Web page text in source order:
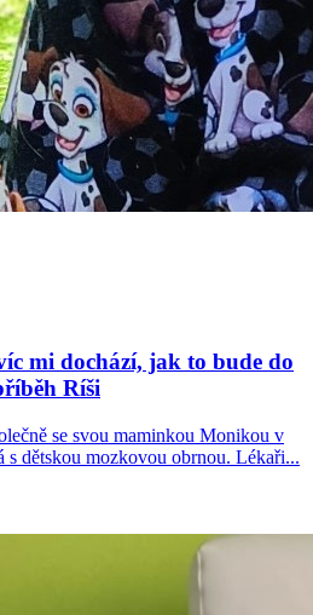
mi dochází, jak to bude do
Ríši
se svou maminkou Monikou v
s dětskou mozkovou obrnou. Lékaři...